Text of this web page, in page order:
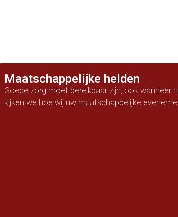
Maatschappelijke helden
Goede zorg moet bereikbaar zijn, ook wanneer
kijken we hoe wij uw maatschappelijke